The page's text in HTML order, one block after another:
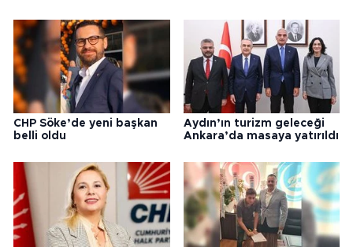
CHP Söke’de yeni başkan
belli oldu
Aydın’ın turizm geleceği
Ankara’da masaya yatırıldı